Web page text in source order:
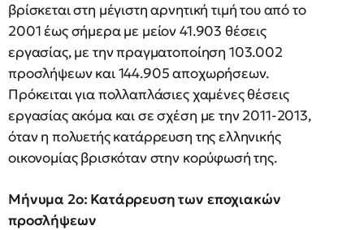
βρίσκεται στη μέγιστη αρνητική τιμή του από το
2001 έως σήμερα με μείον 41.903 θέσεις
εργασίας, με την πραγματοποίηση 103.002
προσλήψεων και 144.905 αποχωρήσεων.
Πρόκειται για πολλαπλάσιες χαμένες θέσεις
εργασίας ακόμα και σε σχέση με την 2011-2013,
όταν η πολυετής κατάρρευση της ελληνικής
οικονομίας βρισκόταν στην κορύφωσή της.
Μήνυμα 2ο: Κατάρρευση των εποχιακών
προσλήψεων